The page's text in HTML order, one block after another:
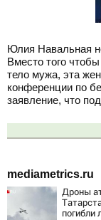
Юлия Навальная
Вместо того
тело мужа, эта
конференции по
заявление, что
mediametrics.ru
Дроны
погибли